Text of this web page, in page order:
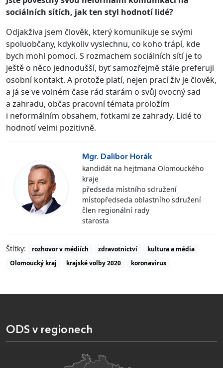
sociálních sítích, jak ten styl hodnotí lidé?
Odjakživa jsem člověk, který komunikuje se svými
spoluobčany, kdykoliv vyslechnu, co koho trápí, kde
bych mohl pomoci. S rozmachem sociálních sítí je to
ještě o něco jednodušší, byť samozřejmě stále preferuji
osobní kontakt. A protože platí, nejen prací živ je člověk,
a já se ve volném čase rád starám o svůj ovocný sad
a zahradu, občas pracovní témata proložím
i neformálním obsahem, fotkami ze zahrady. Lidé to
hodnotí velmi pozitivně.
Mgr. Dalibor Horák
kandidát na hejtmana Olomouckého
kraje
předseda místního sdružení
místopředseda oblastního sdružení
člen regionální rady
starosta
Štítky: rozhovor v médiích zdravotnictví
kultura a média
Olomoucký kraj
krajské volby 2020 koronavirus
ODS v regionech